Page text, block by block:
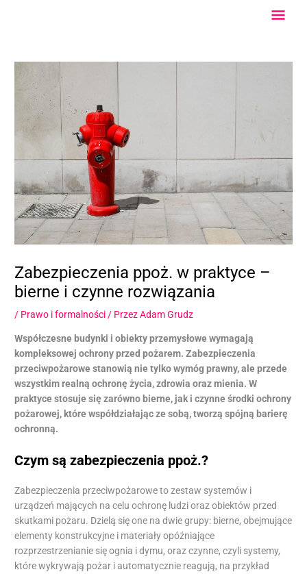
Zabezpieczenia ppoż. w praktyce –
bierne i czynne rozwiązania
/ Prawo i formalności / PrzezAdam Grudz
Współczesne budynki i obiekty przemysłowe wymagają
kompleksowej ochrony przed pożarem. Zabezpieczenia
przeciwpożarowe stanowią nie tylko wymóg prawny, ale przede
wszystkim realną ochronę życia, zdrowia oraz mienia. W
praktyce stosuje się zarówno bierne, jak i czynne środki ochrony
pożarowej, które współdziałając ze sobą, tworzą spójną barierę
ochronną.
Czym są zabezpieczenia ppoż.?
Zabezpieczenia przeciwpożarowe to zestaw systemów i
urządzeń mających na celu ochronę ludzi oraz obiektów przed
skutkami pożaru. Dzielą się one na dwie grupy: bierne, obejmujące
elementy konstrukcyjne i materiały opóźniające
rozprzestrzenianie się ognia i dymu, oraz czynne, czyli systemy,
które wykrywają pożar i automatycznie reagują, na przykład